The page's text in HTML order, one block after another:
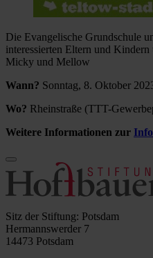
Die Evangelische Grundschule
interessierten Eltern und
Micky und Mellow
Wann? Sonntag, 8. Oktober
Wo? Rheinstraße (TTT-
Weitere Informationen zur
Sitz der Stiftung: Potsdam
Hermannswerder 7
14473 Potsdam